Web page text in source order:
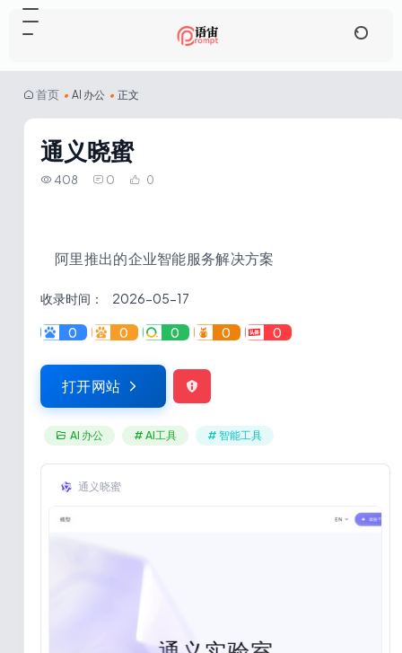
首页 • AI 办公 • 正文
通义晓蜜
408 0 0
阿里推出的企业智能服务解决方案
收录时间： 2026-05-17
0 0 0 0 0
打开网站
AI 办公 # AI工具 # 智能工具
通义晓蜜